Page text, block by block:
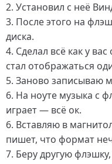
2. Установил с неё
3. После этого на
диска.
4. Сделал всё как у
стал отображаться
5. Заново записываю
6. На ноуте музыка с
играет — всё ок.
6. Вставляю в
пишет, что формат
7. Беру другую